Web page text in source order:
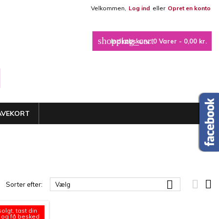
Velkommen, Log ind eller Opret en konto
shopping_cart
Indkøbskurv: 0 Varer - 0,00 kr.
Sorter efter: Vælg   
tast din
og få besked